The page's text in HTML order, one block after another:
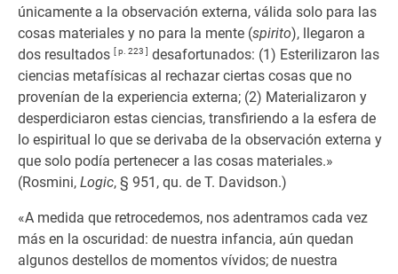
únicamente a la observación externa, válida solo para las
cosas materiales y no para la mente (spirito), llegaron a
dos resultados [ p. 223 ] desafortunados: (1) Esterilizaron las
ciencias metafísicas al rechazar ciertas cosas que no
provenían de la experiencia externa; (2) Materializaron y
desperdiciaron estas ciencias, transfiriendo a la esfera de
lo espiritual lo que se derivaba de la observación externa y
que solo podía pertenecer a las cosas materiales.»
(Rosmini, Logic, § 951, qu. de T. Davidson.)
«A medida que retrocedemos, nos adentramos cada vez
más en la oscuridad: de nuestra infancia, aún quedan
algunos destellos de momentos vívidos; de nuestra